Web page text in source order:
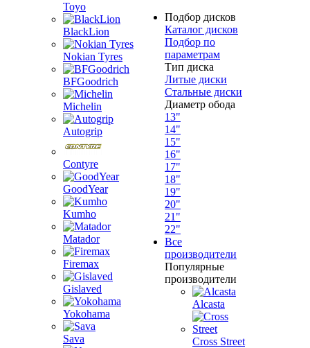
Toyo
BlackLion
Nokian Tyres
BFGoodrich
Michelin
Autogrip
Contyre
GoodYear
Kumho
Matador
Firemax
Gislaved
Yokohama
Sava
Подбор дисков
Каталог дисков
Подбор по
параметрам
Тип диска
Литые диски
Стальные диски
Диаметр обода
13"
14"
15"
16"
17"
18"
19"
20"
21"
22"
Все
производители
Популярные
производители
Alcasta
Cross Street